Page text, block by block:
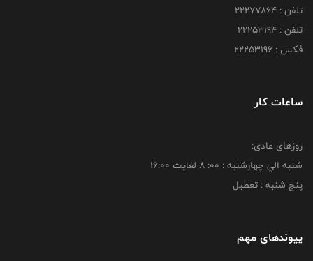
تلفن : 22277864
تلفن : 22253194
فکس : 22253196
ساعات کار
روزهای عادی:
شنبه الي چهارشنبه : 00: 8 لغايت 16:00
پنج شنبه : تعطیل
پیوندهای مهم